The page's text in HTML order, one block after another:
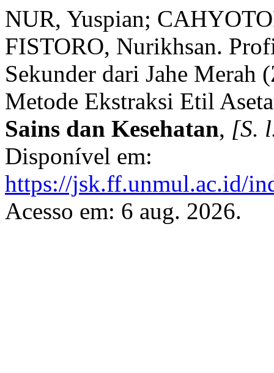
NUR, Yuspian;
FISTORO, Nurikhsan.
Sekunder dari Jahe
Metode Ekstraksi Etil
Sains dan Kesehatan, [S.
Disponível em:
https://jsk.ff.unmul.ac.id/
Acesso em: 6 aug. 2026.